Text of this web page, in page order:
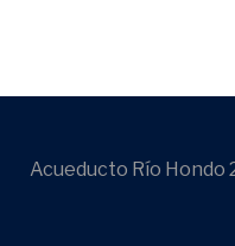
Acueducto Río Hondo